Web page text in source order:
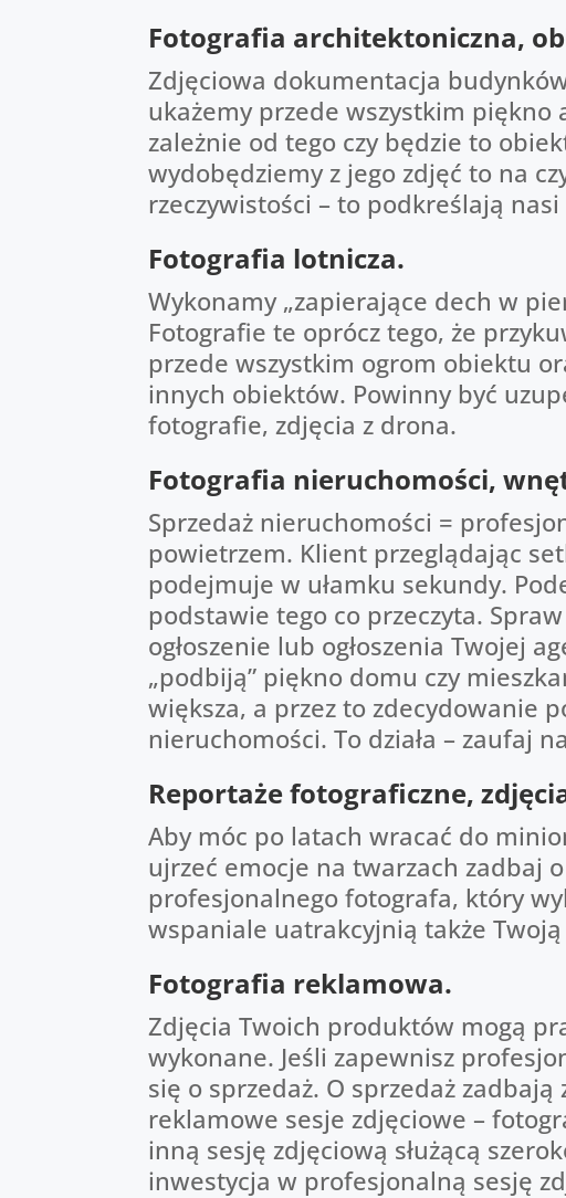
Fotografia architektoniczna,
Zdjęciowa dokumentacja
ukażemy przede wszystkim
zależnie od tego czy będzie to
wydobędziemy z jego zdjęć to na
rzeczywistości – to podkreślają
Fotografia lotnicza.
Wykonamy „zapierające dech w
Fotografie te oprócz tego, że
przede wszystkim ogrom obiektu
innych obiektów. Powinny być
fotografie, zdjęcia z drona.
Fotografia nieruchomości,
Sprzedaż nieruchomości =
powietrzem. Klient przeglądając
podejmuje w ułamku sekundy.
podstawie tego co przeczyta.
ogłoszenie lub ogłoszenia Twojej
„podbiją” piękno domu czy
większa, a przez to zdecydowanie
nieruchomości. To działa – zaufaj
Reportaże fotograficzne,
Aby móc po latach wracać do
ujrzeć emocje na twarzach zadbaj
profesjonalnego fotografa, który
wspaniale uatrakcyjnią także
Fotografia reklamowa.
Zdjęcia Twoich produktów mogą
wykonane. Jeśli zapewnisz
się o sprzedaż. O sprzedaż
reklamowe sesje zdjęciowe –
inną sesję zdjęciową służącą
inwestycja w profesjonalną sesję